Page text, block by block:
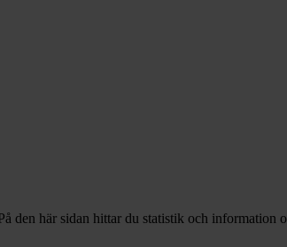
den här sidan hittar du statistik och information